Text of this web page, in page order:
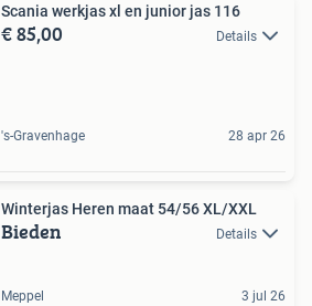
Scania werkjas xl en junior jas 116
€ 85,00 Details
's-Gravenhage 28 apr 26
Winterjas Heren maat 54/56 XL/XXL
Bieden Details
Meppel 3 jul 26